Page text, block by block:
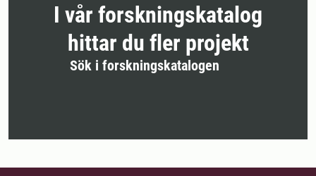
I vår forskningskatalog
hittar du fler projekt
Sök i forskningskatalogen